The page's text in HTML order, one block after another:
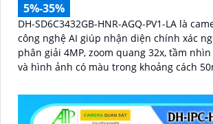
5%-35%
DH-SD6C3432GB-HNR-AGQ-PV1-LA là
công nghệ AI giúp nhận diện chính xác người
phân giải 4MP, zoom quang 32x, tầm
và hình ảnh có màu trong khoảng cách